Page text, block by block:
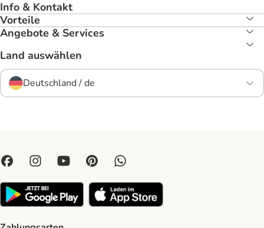
Info & Kontakt
Vorteile
Angebote & Services
Land auswählen
Deutschland / de